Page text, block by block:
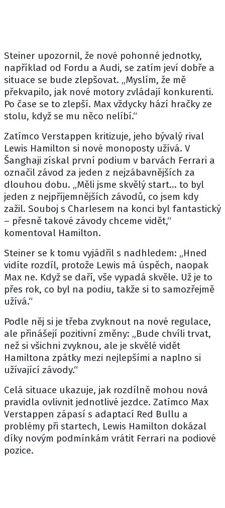
Steiner upozornil, že nové pohonné jednotky,
například od Fordu a Audi, se zatím jeví dobře a
situace se bude zlepšovat. „Myslím, že mě
překvapilo, jak nové motory zvládají konkurenti.
Po čase se to zlepší. Max vždycky hází hračky ze
stolu, když se mu něco nelíbí.“
Zatímco Verstappen kritizuje, jeho bývalý rival
Lewis Hamilton si nové monoposty užívá. V
Šanghaji získal první podium v barvách Ferrari a
označil závod za jeden z nejzábavnějších za
dlouhou dobu. „Měli jsme skvělý start… to byl
jeden z nejpříjemnějších závodů, co jsem kdy
zažil. Souboj s Charlesem na konci byl fantastický
– přesně takové závody chceme vidět,“
komentoval Hamilton.
Steiner se k tomu vyjádřil s nadhledem: „Hned
vidíte rozdíl, protože Lewis má úspěch, naopak
Max ne. Když se daří, vše vypadá skvěle. Už je to
přes rok, co byl na podiu, takže si to samozřejmě
užívá.“
Podle něj si je třeba zvyknout na nové regulace,
ale přinášejí pozitivní změny: „Bude chvíli trvat,
než si všichni zvyknou, ale je skvělé vidět
Hamiltona zpátky mezi nejlepšími a naplno si
užívající závody.“
Celá situace ukazuje, jak rozdílně mohou nová
pravidla ovlivnit jednotlivé jezdce. Zatímco Max
Verstappen zápasí s adaptací Red Bullu a
problémy při startech, Lewis Hamilton dokázal
díky novým podmínkám vrátit Ferrari na podiové
pozice.